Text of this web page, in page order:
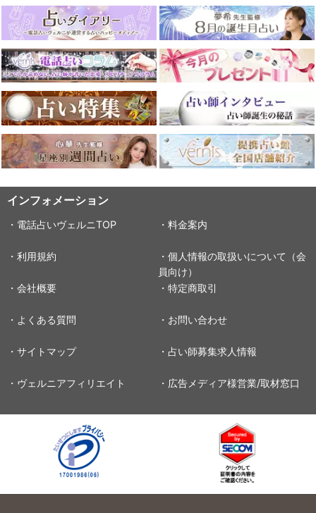
インフォメーション
・電話占いヴェルニTOP ・料金案内
・利用規約
・個人情報の取扱いについて（会
員向け）
・会社概要
・特定商取引
・よくある質問 ・お問い合わせ
・サイトマップ ・占い師募集求人情報
・ヴェルニアフィリエイト ・広告メディア様営業/取材窓口